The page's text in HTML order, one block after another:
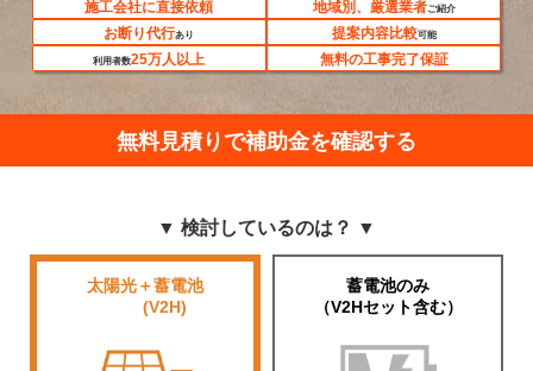
施工会社に直接依頼
地域別、厳選業者ご紹介
お断り代行あり 提案内容比較可能
利用者数25万人以上 無料の工事完了保証
無料見積りで補助金を確認する
▼ 検討しているのは？ ▼
太陽光＋蓄電池
(V2H)
蓄電池のみ
（V2Hセット含む）